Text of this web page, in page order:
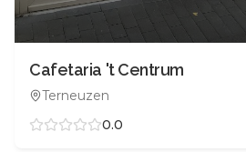
Cafetaria 't Centrum
Terneuzen
0.0